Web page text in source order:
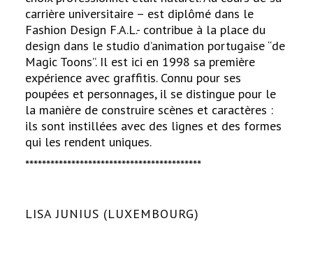
carrière universitaire – est diplômé dans le
Fashion Design F.A.L.- contribue à la place du
design dans le studio d’animation portugaise “de
Magic Toons”. Il est ici en 1998 sa première
expérience avec graffitis. Connu pour ses
poupées et personnages, il se distingue pour le
la manière de construire scènes et caractères :
ils sont instillées avec des lignes et des formes
qui les rendent uniques.
******************************************
LISA JUNIUS (LUXEMBOURG)